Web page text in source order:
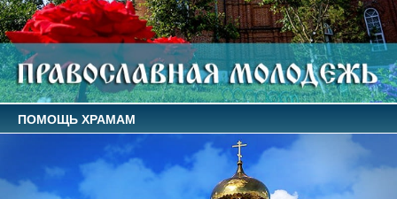
ПОМОЩЬ ХРАМАМ